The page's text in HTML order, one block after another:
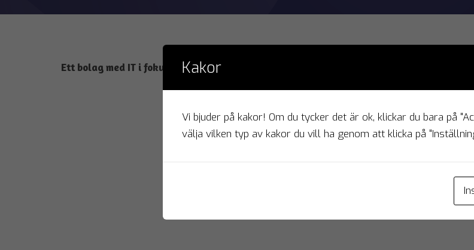
Ett bolag med IT i fokus Kakor
Vi bjuder på kakor! Om du tycker det är ok, klickar du bara på
välja vilken typ av kakor du vill ha genom att klicka på